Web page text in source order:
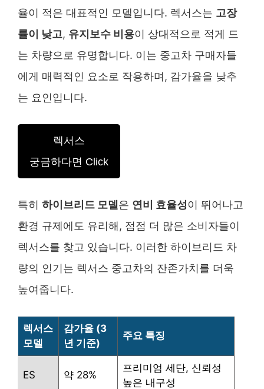
율이 적은 대표적인 모델입니다. 렉서스는 고장
률이 낮고, 유지보수 비용이 상대적으로 적게 드
는 차량으로 유명합니다. 이는 중고차 구매자들
에게 매력적인 요소로 작용하며, 감가율을 낮추
는 요인입니다.
렉서스
궁금하다면 Click
특히 하이브리드 모델은 연비 효율성이 뛰어나고
환경 규제에도 유리해, 점점 더 많은 소비자들이
렉서스를 찾고 있습니다. 이러한 하이브리드 차
량의 인기는 렉서스 중고차의 잔존가치를 더욱
높여줍니다.
렉서스
모델
감가율 (3
년 기준)
주요 특징
ES 약 28%
프리미엄 세단, 신뢰성
높은 내구성